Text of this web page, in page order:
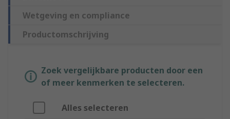
Wetgeving en compliance
Productomschrijving
Zoek vergelijkbare producten door een
of meer kenmerken te selecteren.
Alles selecteren